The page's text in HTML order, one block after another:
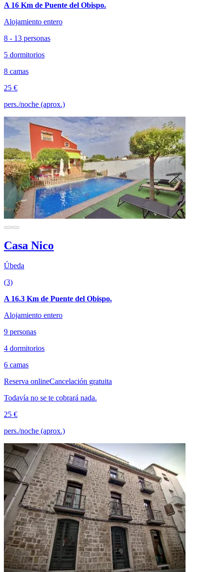
A 16 Km de Puente del Obispo.
Alojamiento entero
8 - 13 personas
5 dormitorios
8 camas
25 €
pers./noche (aprox.)
Casa Nico
Úbeda
(3)
A 16.3 Km de Puente del Obispo.
Alojamiento entero
9 personas
4 dormitorios
6 camas
Reserva onlineCancelación gratuita
Todavía no se te cobrará nada.
25 €
pers./noche (aprox.)